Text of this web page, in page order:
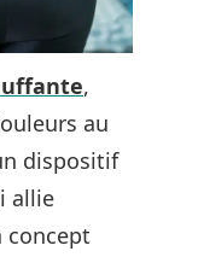
,
au
dispositif
allie
concept